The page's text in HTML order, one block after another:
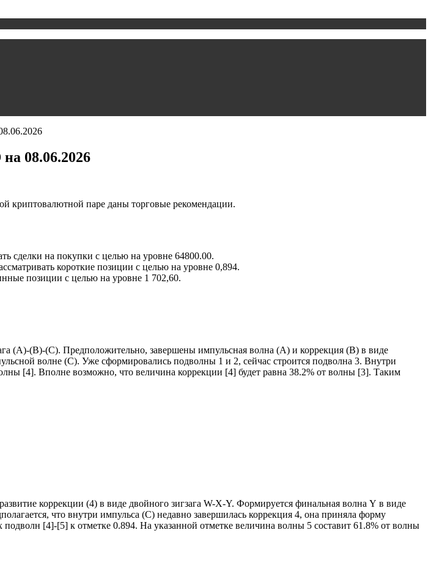
08.06.2026
криптовалютной паре даны торговые рекомендации.
сделки на покупки с целью на уровне 64800.00.
короткие позиции с целью на уровне 0,894.
позиции с целью на уровне 1 702,60.
(A)-(B)-(C). Предположительно, завершены импульсная волна (A) и коррекция (B) в виде
волне (C). Уже сформировались подволны 1 и 2, сейчас строится подволна 3. Внутри
[4]. Вполне возможно, что величина коррекции [4] будет равна 38.2% от волны [3]. Таким
коррекции (4) в виде двойного зигзага W-X-Y. Формируется финальная волна Y в виде
что внутри импульса (C) недавно завершилась коррекция 4, она приняла форму
[4]-[5] к отметке 0.894. На указанной отметке величина волны 5 составит 61.8% от волны